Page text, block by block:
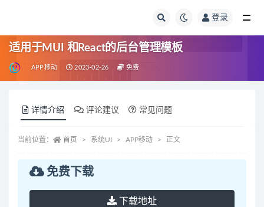
登录
适用于MUI 和React的后台管理模板
APP移动 2023-02-26 免费
详情介绍 评论建议 常见问题
当前位置： 首页 系统UI APP移动 正文
免费下载
下载地址